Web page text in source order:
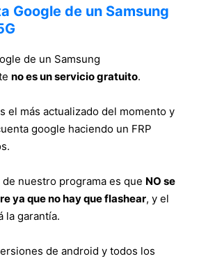
Google de un Samsung
de un Samsung
no es un servicio gratuito.
el más actualizado del momento y
google haciendo un FRP
nuestro programa es que NO se
ya que no hay que flashear, y el
la garantía.
de android y todos los